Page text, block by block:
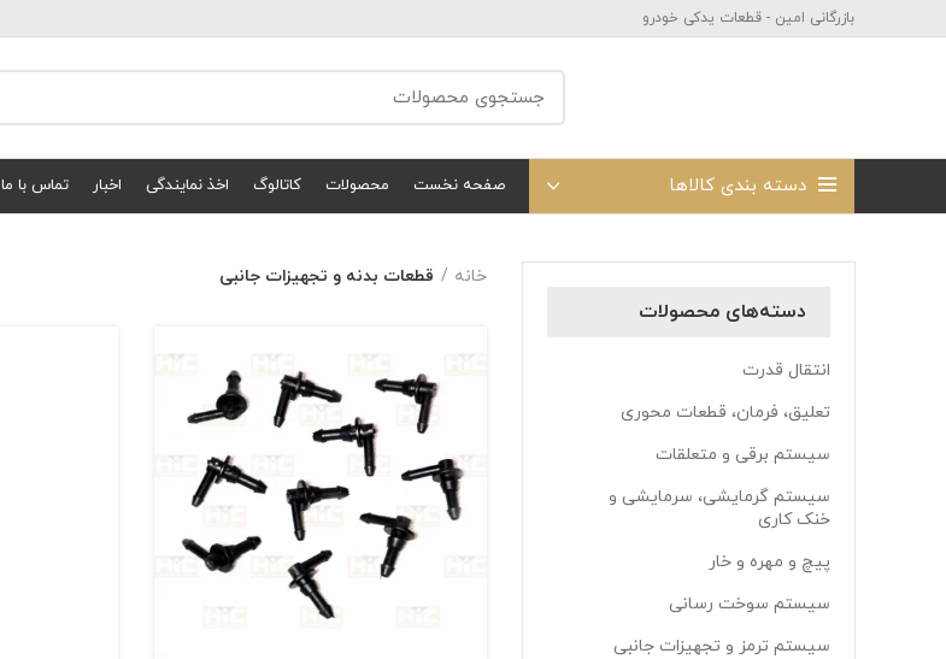
بازرگانی امین - قطعات یدکی خودرو
دسته بندی کالاها صفحه نخست محصولات کاتالوگ اخذ نمایندگی اخبار تماس با ما
دسته‌های محصولات
انتقال قدرت
تعلیق، فرمان، قطعات محوری
سیستم برقی و متعلقات
سیستم گرمایشی، سرمایشی و
خنک کاری
پیچ و مهره و خار
سیستم سوخت رسانی
سیستم ترمز و تجهیزات جانبی
خانه قطعات بدنه و تجهیزات جانبی